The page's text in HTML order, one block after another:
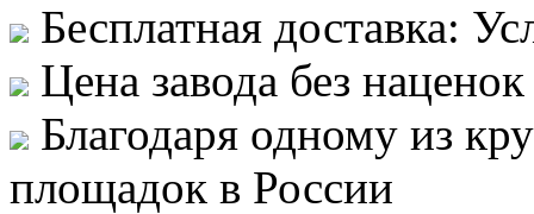
Бесплатная доставка:
Цена завода без
Благодаря одному из
площадок в России